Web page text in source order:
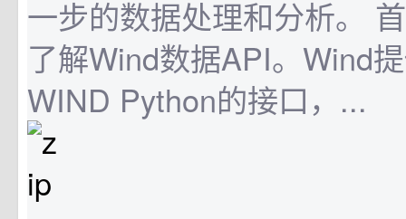
一步的数据处理和分析。
了解Wind数据API。Wind
WIND Python的接口，...